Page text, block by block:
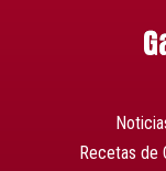
Recetas de